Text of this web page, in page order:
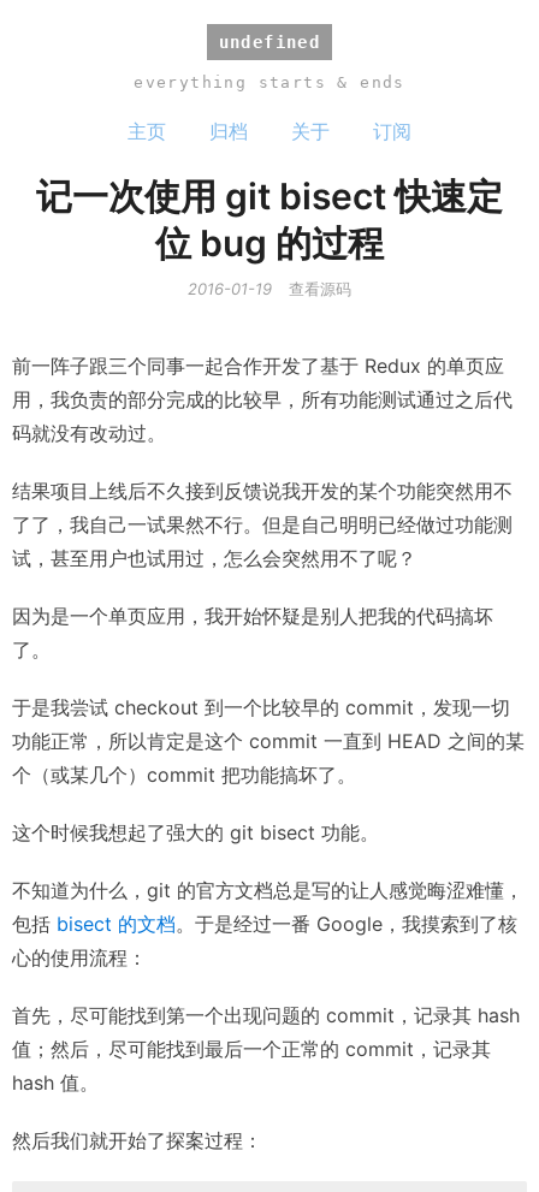
undefined
everything starts & ends
主页 归档 关于 订阅
记一次使用 git bisect 快速定
位 bug 的过程
2016-01-19 查看源码
前一阵子跟三个同事一起合作开发了基于 Redux 的单页应
用，我负责的部分完成的比较早，所有功能测试通过之后代
码就没有改动过。
结果项目上线后不久接到反馈说我开发的某个功能突然用不
了了，我自己一试果然不行。但是自己明明已经做过功能测
试，甚至用户也试用过，怎么会突然用不了呢？
因为是一个单页应用，我开始怀疑是别人把我的代码搞坏
了。
于是我尝试 checkout 到一个比较早的 commit，发现一切
功能正常，所以肯定是这个 commit 一直到 HEAD 之间的某
个（或某几个）commit 把功能搞坏了。
这个时候我想起了强大的 git bisect 功能。
不知道为什么，git 的官方文档总是写的让人感觉晦涩难懂，
包括 bisect 的文档。于是经过一番 Google，我摸索到了核
心的使用流程：
首先，尽可能找到第一个出现问题的 commit，记录其 hash
值；然后，尽可能找到最后一个正常的 commit，记录其
hash 值。
然后我们就开始了探案过程：